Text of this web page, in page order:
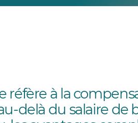
réfère à la
delà du salaire de